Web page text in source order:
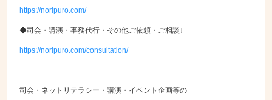
https://noripuro.com/
◆司会・講演・事務代行・その他ご依頼・ご相談↓
https://noripuro.com/consultation/
司会・ネットリテラシー・講演・イベント企画等の